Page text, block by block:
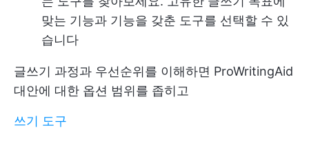
맞는 기능과 기능을 갖춘 도구를 선택할 수 있
습니다
글쓰기 과정과 우선순위를 이해하면 ProWritingAid
대안에 대한 옵션 범위를 좁히고
쓰기 도구